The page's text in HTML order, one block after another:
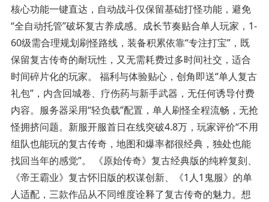
核心功能一键直达，自动战斗仅保留基础打怪功能，避免
“全自动托管”破坏复古养成感。成长节奏贴合单人玩家，1-
60级需合理规划刷怪路线，装备积累依靠“专注打宝”，既
保留复古传奇的耐玩性，又无需耗费过多时间社交，适合
时间碎片化的玩家。 福利与体验贴心，创角即送“单人复古
礼包”，内含回城卷、疗伤药与新手武器，无任何诱导付费
内容。服务器采用“轻负载”配置，单人刷怪全程流畅，无抢
怪拥挤问题。新服开服首日在线突破4.8万，玩家评价“不用
组队也能玩的复古传奇，地图和爆率都很经典，独处也能
找回当年的感觉”。 《原始传奇》复古经典版的纯粹复刻、
《帝王霸业》复古怀旧版的权谋创新、《1人1鬼服》的单
人适配，三款作品从不同维度诠释了复古传奇的魅力。想